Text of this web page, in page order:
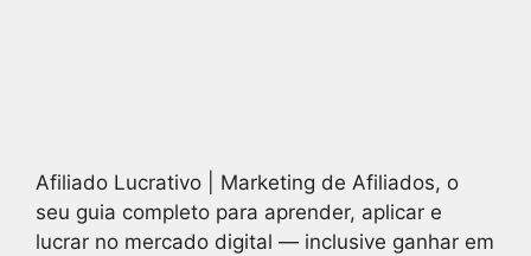
Afiliado Lucrativo | Marketing de Afiliados, o
seu guia completo para aprender, aplicar e
lucrar no mercado digital — inclusive ganhar em